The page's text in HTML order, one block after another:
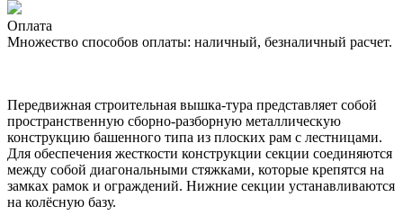
Оплата
Множество способов оплаты: наличный, безналичный расчет.
Передвижная строительная вышка-тура представляет собой
пространственную сборно-разборную металлическую
конструкцию башенного типа из плоских рам с лестницами.
Для обеспечения жесткости конструкции секции соединяются
между собой диагональными стяжками, которые крепятся на
замках рамок и ограждений. Нижние секции устанавливаются
на колёсную базу.